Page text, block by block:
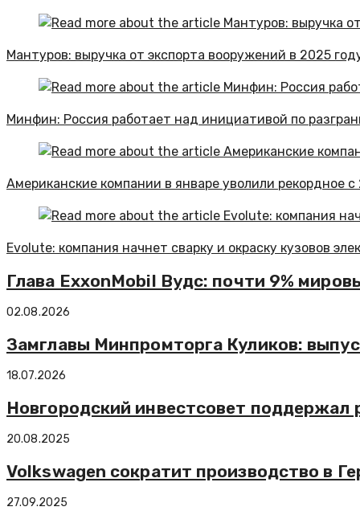
Мантуров: выручка от экспорта вооружений в 2025
Минфин: Россия работает над инициативой по
Американские компании в январе уволили рекордное
Evolute: компания начнет сварку и окраску кузовов
Глава ExxonMobil Вудс: почти 9%
02.08.2026
Замглавы Минпромторга Куликов:
18.07.2026
Новгородский инвестсовет поддержал
20.08.2025
Volkswagen сократит производство в
27.09.2025